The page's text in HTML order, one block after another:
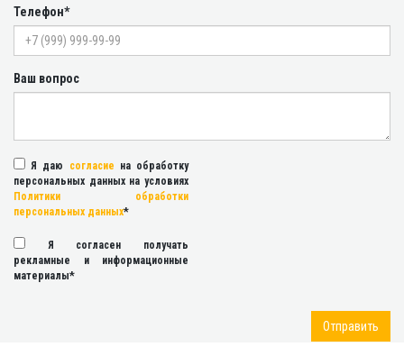
Телефон*
Ваш вопрос
Я даю согласие на обработку
персональных данных на условиях
Политики обработки
персональных данных*
Я согласен получать
рекламные и информационные
материалы*
Отправить